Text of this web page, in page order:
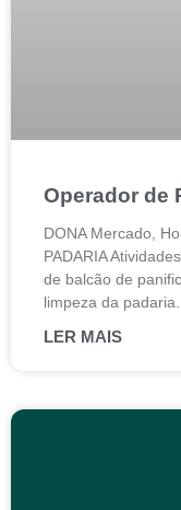
Operador de
DONA Mercado,
PADARIA
de balcão de
limpeza da padaria.
LER MAIS